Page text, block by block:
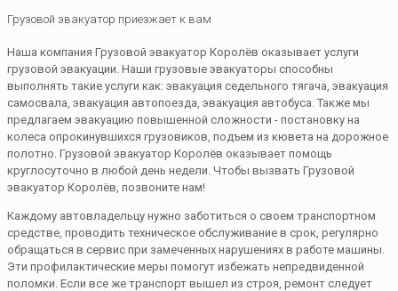
Грузовой эвакуатор приезжает к вам
Наша компания Грузовой эвакуатор Королёв оказывает услуги
грузовой эвакуации. Наши грузовые эвакуаторы способны
выполнять такие услуги как: эвакуация седельного тягача, эвакуация
самосвала, эвакуация автопоезда, эвакуация автобуса. Также мы
предлагаем эвакуацию повышенной сложности - постановку на
колеса опрокинувшихся грузовиков, подъем из кювета на дорожное
полотно. Грузовой эвакуатор Королёв оказывает помощь
круглосуточно в любой день недели. Чтобы вызвать Грузовой
эвакуатор Королёв, позвоните нам!
Каждому автовладельцу нужно заботиться о своем транспортном
средстве, проводить техническое обслуживание в срок, регулярно
обращаться в сервис при замеченных нарушениях в работе машины.
Эти профилактические меры помогут избежать непредвиденной
поломки. Если все же транспорт вышел из строя, ремонт следует